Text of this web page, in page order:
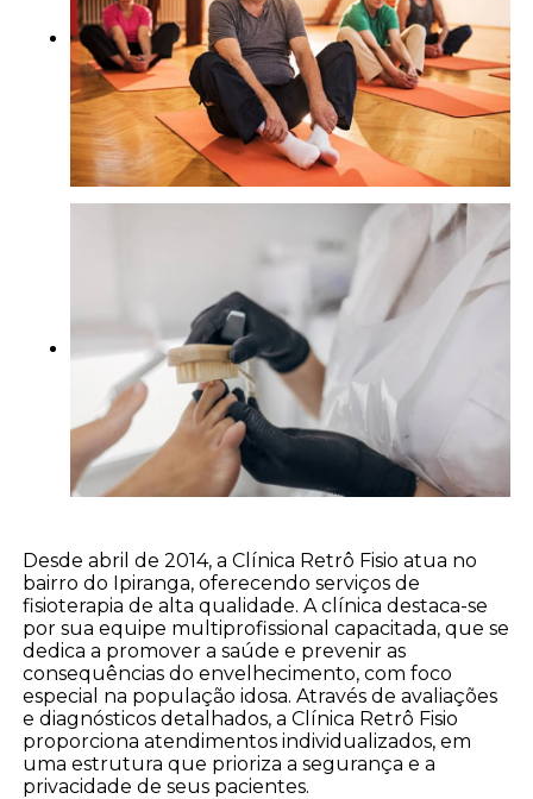
Desde abril de 2014, a Clínica Retrô Fisio atua no
bairro do Ipiranga, oferecendo serviços de
fisioterapia de alta qualidade. A clínica destaca-se
por sua equipe multiprofissional capacitada, que se
dedica a promover a saúde e prevenir as
consequências do envelhecimento, com foco
especial na população idosa. Através de avaliações
e diagnósticos detalhados, a Clínica Retrô Fisio
proporciona atendimentos individualizados, em
uma estrutura que prioriza a segurança e a
privacidade de seus pacientes.